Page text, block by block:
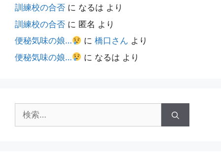
訓練校の合否 に なるは より
訓練校の合否 に 匿名 より
便秘気味の娘…
に橋口さん より
便秘気味の娘…
に なるは より
索: